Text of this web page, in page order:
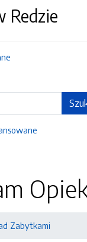
Redzie
Zabytkami